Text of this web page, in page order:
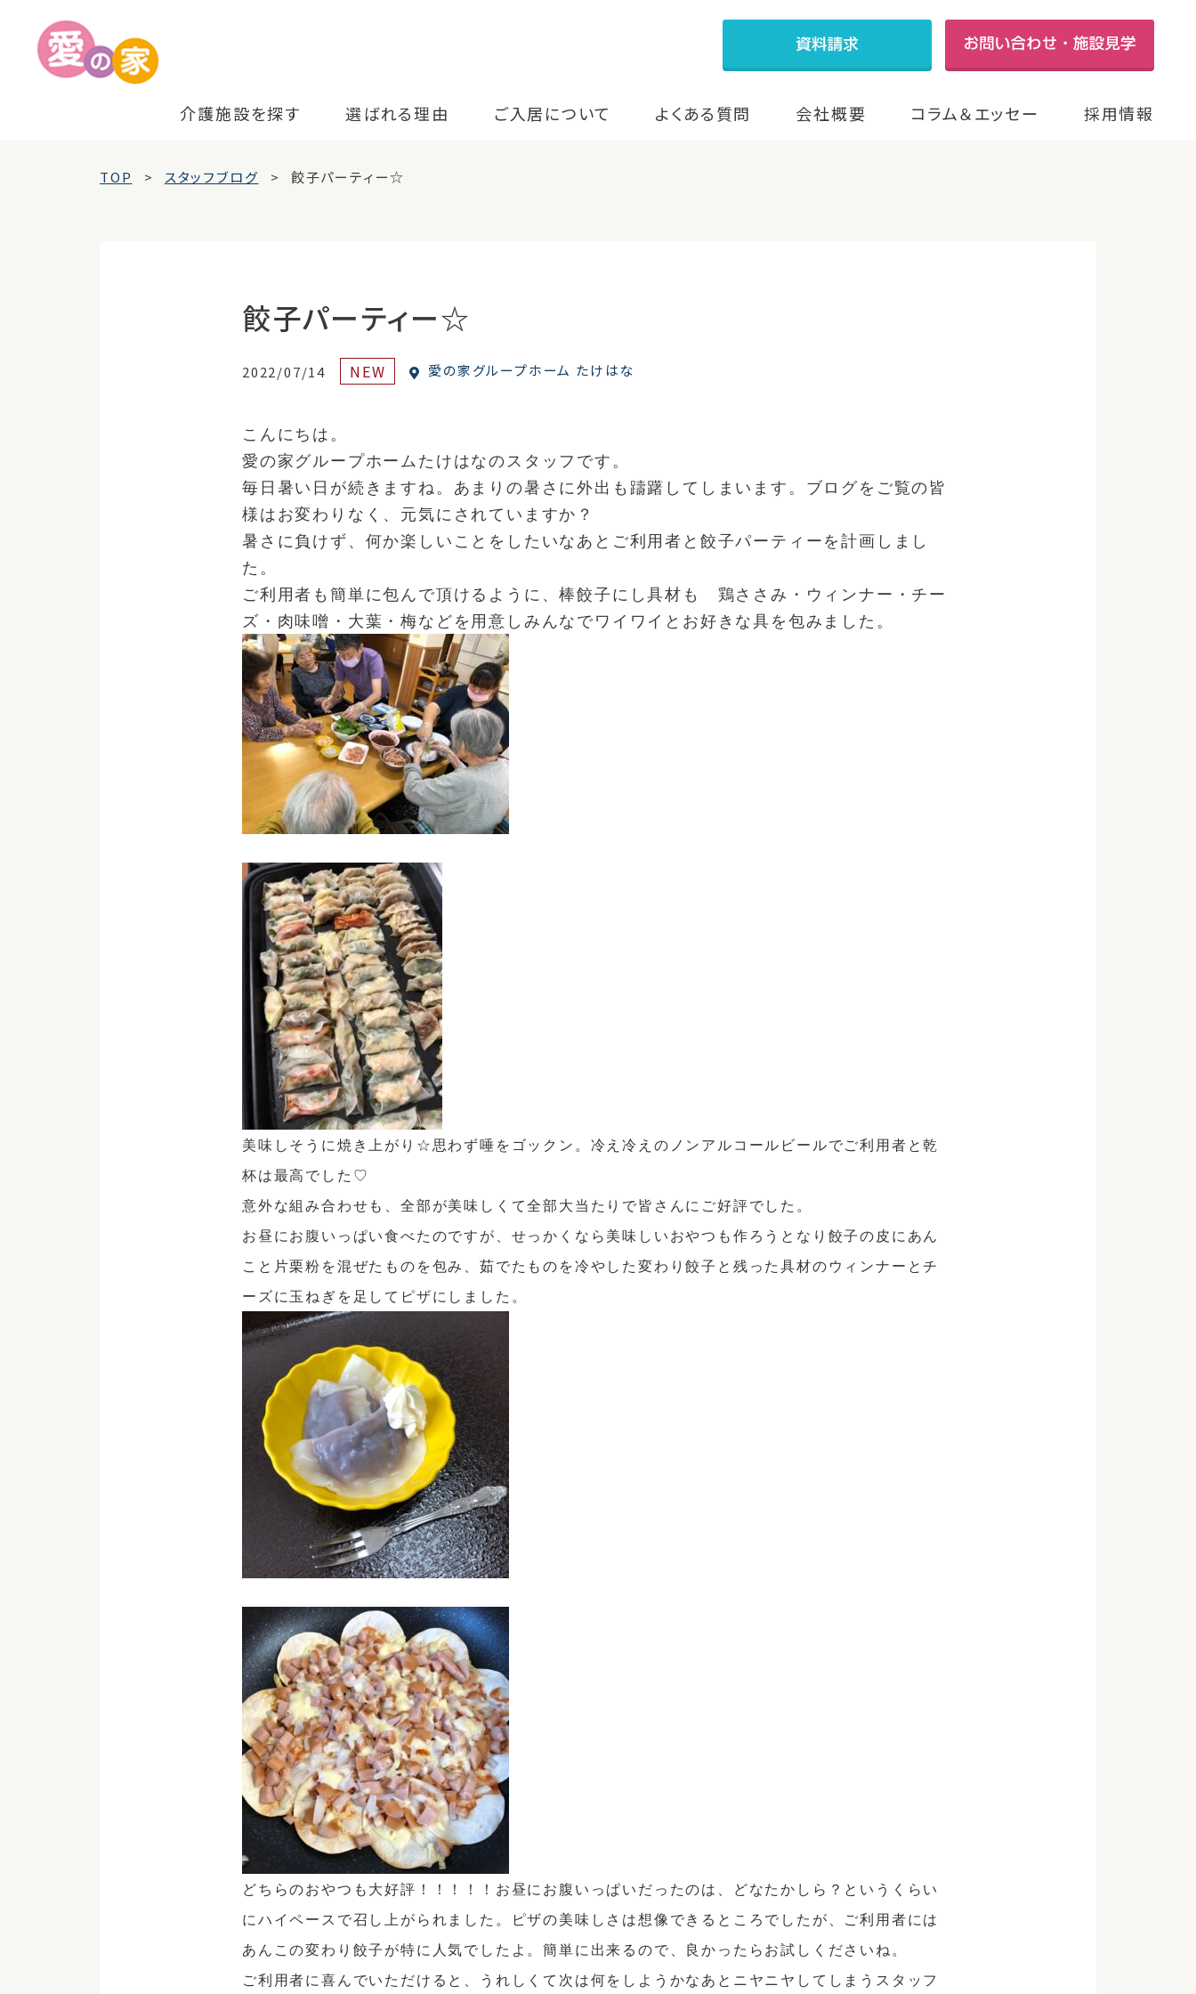
介護施設を探す 選ばれる理由 ご入居について よくある質問 会社概要 コラム＆エッセー 採用情報
TOP スタッフブログ 餃子パーティー☆
餃子パーティー☆
2022/07/14 NEW 愛の家グループホーム たけはな
こんにちは。
愛の家グループホームたけはなのスタッフです。
毎日暑い日が続きますね。あまりの暑さに外出も躊躇してしまいます。ブログをご覧の皆
様はお変わりなく、元気にされていますか？
暑さに負けず、何か楽しいことをしたいなあとご利用者と餃子パーティーを計画しまし
た。
ご利用者も簡単に包んで頂けるように、棒餃子にし具材も 鶏ささみ・ウィンナー・チー
ズ・肉味噌・大葉・梅などを用意し みんなでワイワイとお好きな具を包みました。
美味しそうに焼き上がり☆思わず唾をゴックン。冷え冷えのノンアルコールビールでご利用者と乾
杯は最高でした♡
意外な組み合わせも、全部が美味しくて全部大当たりで皆さんにご好評でした。
お昼にお腹いっぱい食べたのですが、せっかくなら美味しいおやつも作ろうとなり 餃子の皮にあん
こと片栗粉を混ぜたものを包み、茹でたものを冷やした変わり餃子と 残った具材のウィンナーとチ
ーズに玉ねぎを足してピザにしました。
どちらのおやつも大好評！！！！！お昼にお腹いっぱいだったのは、どなたかしら？というくらい
に ハイペースで召し上がられました。
ピザの美味しさは想像できるところでしたが、ご利用者には
あんこの変わり餃子が特に人気でしたよ。簡単に出来るので、良かったらお試しくださいね。
ご利用者に喜んでいただけると、うれしくて次は何をしようかなあとニヤニヤしてしまうスタッフ